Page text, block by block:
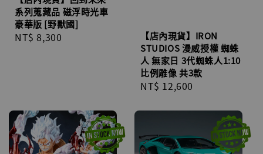
系列蒐藏品 磁浮時光車
豪華版 [野獸國]
Regular
NT$ 8,300
【店內現貨】IRON
STUDIOS 漫威授權 蜘蛛
人 無家日 3代蜘蛛人1:10
比例雕像 共3款
Regular
NT$ 12,600